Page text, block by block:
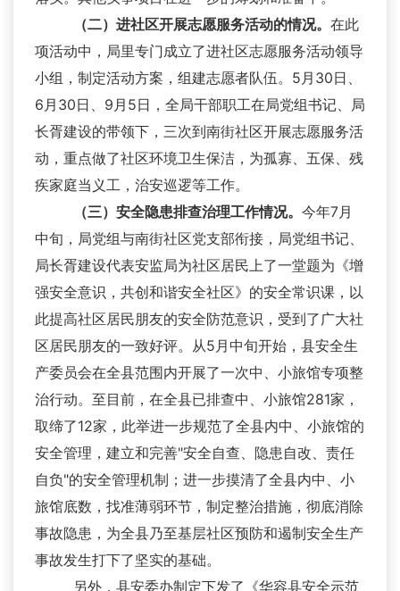
（二）进社区开展志愿服务活动的情况。 在此
项活动中，局里专门成立了进社区志愿服务活动领导
小组，制定活动方案，组建志愿者队伍。5月30日、
6月30日、9月5日，全局干部职工在局党组书记、局
长胥建设的带领下，三次到南街社区开展志愿服务活
动，重点做了社区环境卫生保洁，为孤寡、五保、残
疾家庭当义工，治安巡逻等工作。
（三）安全隐患排查治理工作情况。 今年7月
中旬，局党组与南街社区党支部衔接，局党组书记、
局长胥建设代表安监局为社区居民上了一堂题为《增
强安全意识，共创和谐安全社区》的安全常识课，以
此提高社区居民朋友的安全防范意识，受到了广大社
区居民朋友的一致好评。从5月中旬开始，县安全生
产委员会在全县范围内开展了一次中、小旅馆专项整
治行动。至目前，在全县已排查中、小旅馆281家，
取缔了12家，此举进一步规范了全县内中、小旅馆的
安全管理，建立和完善"安全自查、隐患自改、责任
自负"的安全管理机制；进一步摸清了全县内中、小
旅馆底数，找准薄弱环节，制定整治措施，彻底消除
事故隐患，为全县乃至基层社区预防和遏制安全生产
事故发生打下了坚实的基础。
另外，县安委办制定下发了《华容县安全示范